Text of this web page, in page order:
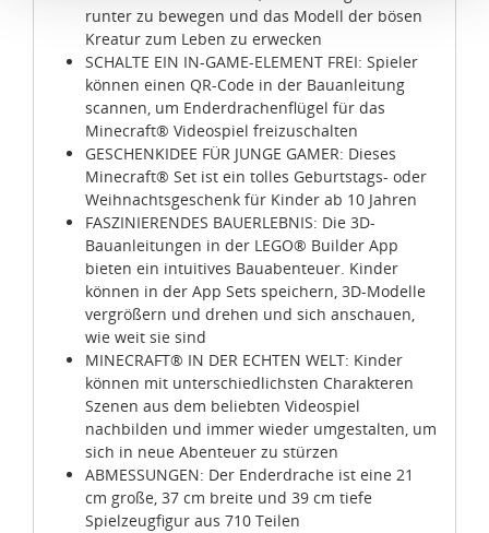
die Verwendung von Standarddatenschutzklauseln in
Verbindung mit zusätzlichen Maßnahmen zur Sicherung
eines angemessenen Schutzniveaus, garantieren wir,
dass die Datenschutzvorgaben der EU auch bei der
Verarbeitung von Daten in den USA eingehalten werden.
Sie können die Cookie-Einwilligung jederzeit links unten
auf Ihrem Bildschirm anpassen und damit widerrufen.
idee+spiel Betriebs-GmbH
DatenschutzbestimmungenundImpressum
runter zu bewegen und das Modell der bösen
Kreatur zum Leben zu erwecken
SCHALTE EIN IN-GAME-ELEMENT FREI: Spieler
können einen QR-Code in der Bauanleitung
scannen, um Enderdrachenflügel für das
Minecraft® Videospiel freizuschalten
GESCHENKIDEE FÜR JUNGE GAMER: Dieses
Minecraft® Set ist ein tolles Geburtstags- oder
Weihnachtsgeschenk für Kinder ab 10 Jahren
FASZINIERENDES BAUERLEBNIS: Die 3D-
Bauanleitungen in der LEGO® Builder App
bieten ein intuitives Bauabenteuer. Kinder
können in der App Sets speichern, 3D-Modelle
vergrößern und drehen und sich anschauen,
wie weit sie sind
MINECRAFT® IN DER ECHTEN WELT: Kinder
können mit unterschiedlichsten Charakteren
Szenen aus dem beliebten Videospiel
nachbilden und immer wieder umgestalten, um
sich in neue Abenteuer zu stürzen
ABMESSUNGEN: Der Enderdrache ist eine 21
cm große, 37 cm breite und 39 cm tiefe
Spielzeugfigur aus 710 Teilen